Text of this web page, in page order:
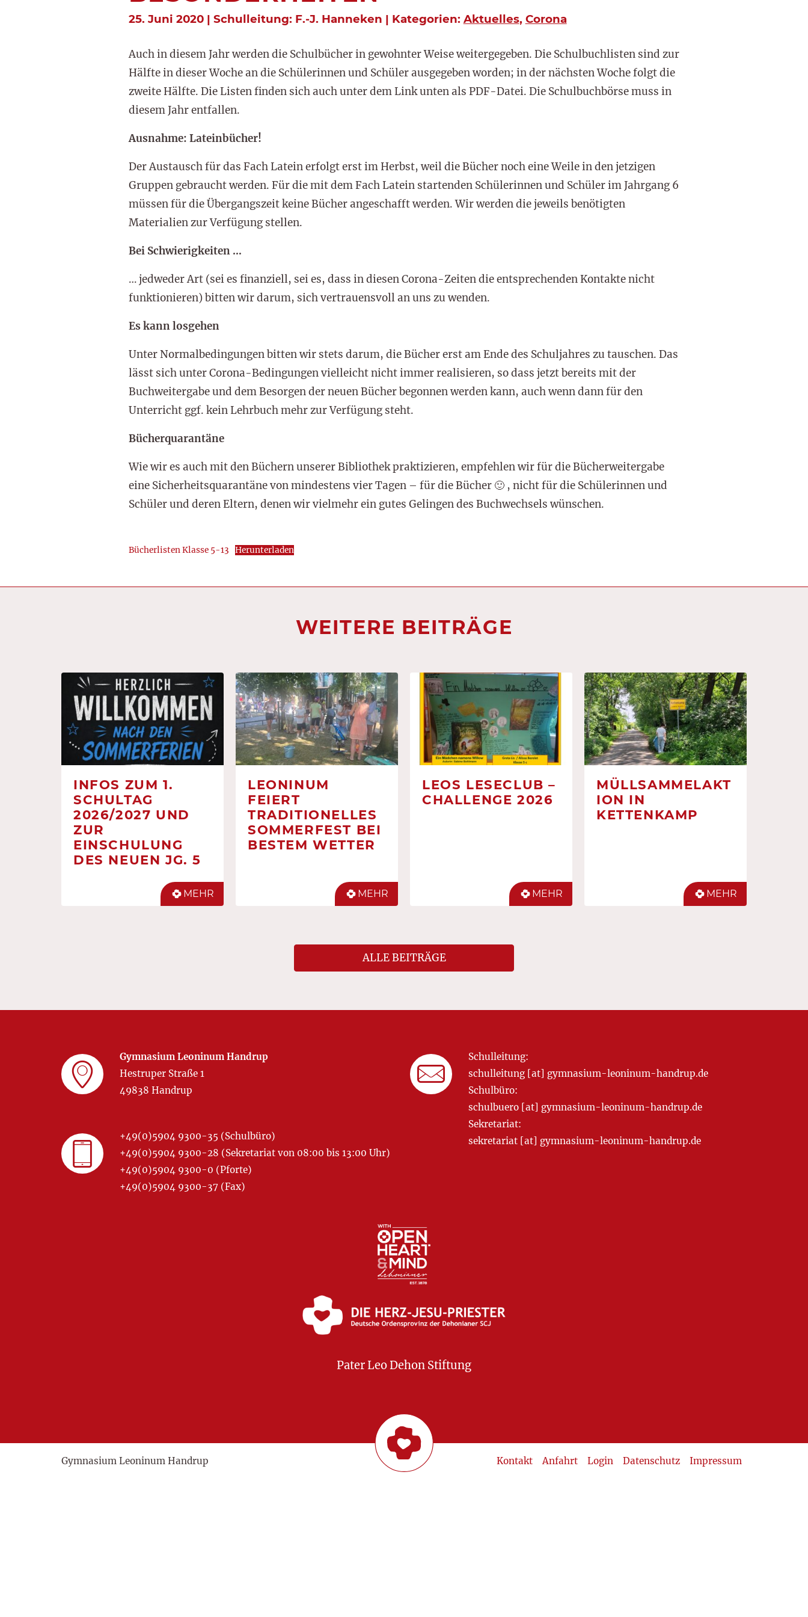
25. Juni 2020 | Schulleitung: F.-J. Hanneken | Kategorien: Aktuelles, Corona
Auch in diesem Jahr werden die Schulbücher in gewohnter Weise weitergegeben. Die Schulbuchlisten sind zur
Hälfte in dieser Woche an die Schülerinnen und Schüler ausgegeben worden; in der nächsten Woche folgt die
zweite Hälfte. Die Listen finden sich auch unter dem Link unten als PDF-Datei. Die Schulbuchbörse muss in
diesem Jahr entfallen.
Ausnahme: Lateinbücher!
Der Austausch für das Fach Latein erfolgt erst im Herbst, weil die Bücher noch eine Weile in den jetzigen
Gruppen gebraucht werden. Für die mit dem Fach Latein startenden Schülerinnen und Schüler im Jahrgang 6
müssen für die Übergangszeit keine Bücher angeschafft werden. Wir werden die jeweils benötigten
Materialien zur Verfügung stellen.
Bei Schwierigkeiten …
… jedweder Art (sei es finanziell, sei es, dass in diesen Corona-Zeiten die entsprechenden Kontakte nicht
funktionieren) bitten wir darum, sich vertrauensvoll an uns zu wenden.
Es kann losgehen
Unter Normalbedingungen bitten wir stets darum, die Bücher erst am Ende des Schuljahres zu tauschen. Das
lässt sich unter Corona-Bedingungen vielleicht nicht immer realisieren, so dass jetzt bereits mit der
Buchweitergabe und dem Besorgen der neuen Bücher begonnen werden kann, auch wenn dann für den
Unterricht ggf. kein Lehrbuch mehr zur Verfügung steht.
Bücherquarantäne
Wie wir es auch mit den Büchern unserer Bibliothek praktizieren, empfehlen wir für die Bücherweitergabe
eine Sicherheitsquarantäne von mindestens vier Tagen – für die Bücher 🙂 , nicht für die Schülerinnen und
Schüler und deren Eltern, denen wir vielmehr ein gutes Gelingen des Buchwechsels wünschen.
Bücherlisten Klasse 5-13 Herunterladen
WEITERE BEITRÄGE
INFOS ZUM 1.
SCHULTAG
2026/2027 UND
ZUR
EINSCHULUNG
DES NEUEN JG. 5
MEHR
LEONINUM
FEIERT
TRADITIONELLES
SOMMERFEST BEI
BESTEM WETTER
MEHR
LEOS LESECLUB –
CHALLENGE 2026
MEHR
MÜLLSAMMELAKT
ION IN
KETTENKAMP
MEHR
ALLE BEITRÄGE
Gymnasium Leoninum Handrup
Hestruper Straße 1
49838 Handrup
+49(0)5904 9300-35 (Schulbüro)
+49(0)5904 9300-28 (Sekretariat von 08:00 bis 13:00 Uhr)
+49(0)5904 9300-0 (Pforte)
+49(0)5904 9300-37 (Fax)
Schulleitung:
schulleitung [at] gymnasium-leoninum-handrup.de
Schulbüro:
schulbuero [at] gymnasium-leoninum-handrup.de
Sekretariat:
sekretariat [at] gymnasium-leoninum-handrup.de
Pater Leo Dehon Stiftung
Kontakt Anfahrt Login Datenschutz Impressum
Gymnasium Leoninum Handrup